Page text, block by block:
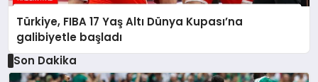
Türkiye, FIBA 17 Yaş Altı Dünya Kupası’na
galibiyetle başladı
Son Dakika